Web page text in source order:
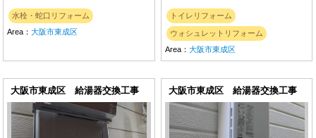
水栓・蛇口リフォーム
Area：大阪市東成区
トイレリフォーム
ウォシュレットリフォーム
Area：大阪市東成区
大阪市東成区 給湯器交換工事 大阪市東成区 給湯器交換工事